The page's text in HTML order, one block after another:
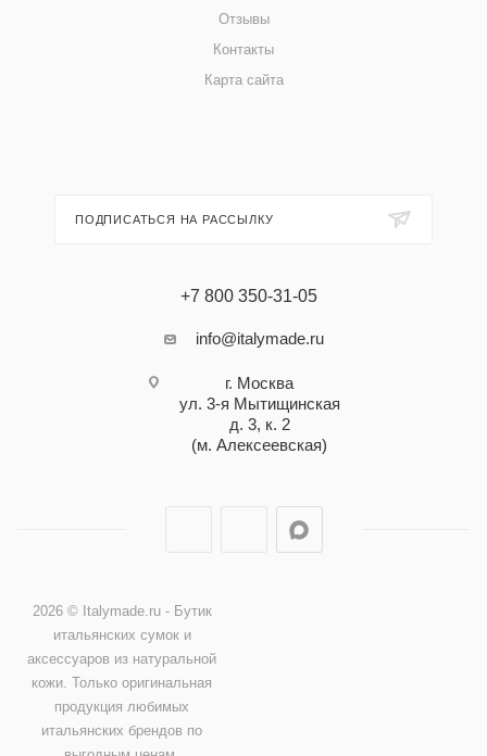
Отзывы
Контакты
Карта сайта
ПОДПИСАТЬСЯ НА РАССЫЛКУ
+7 800 350-31-05
info@italymade.ru
г. Москва
ул. 3-я Мытищинская
д. 3, к. 2
(м. Алексеевская)
2026 © Italymade.ru - Бутик
итальянских сумок и
аксессуаров из натуральной
кожи. Только оригинальная
продукция любимых
итальянских брендов по